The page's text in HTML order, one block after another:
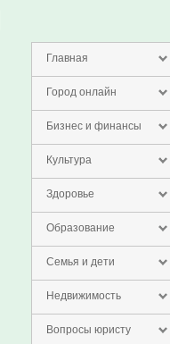
Главная
Город онлайн
Бизнес и финансы
Культура
Здоровье
Образование
Семья и дети
Недвижимость
Вопросы юристу